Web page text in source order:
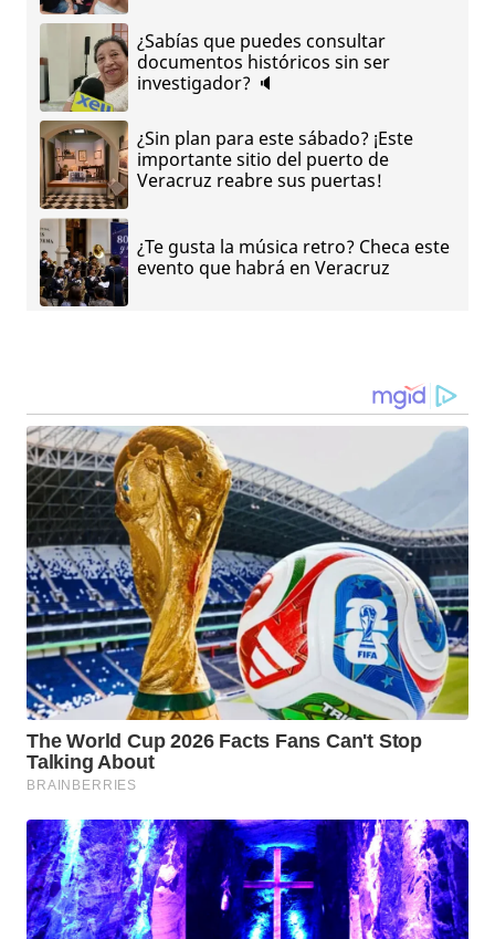
¿Sabías que puedes consultar
documentos históricos sin ser
investigador? 🔈
¿Sin plan para este sábado? ¡Este
importante sitio del puerto de
Veracruz reabre sus puertas!
¿Te gusta la música retro? Checa este
evento que habrá en Veracruz